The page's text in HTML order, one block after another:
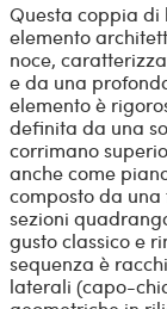
Questa coppia di
elemento
noce,
e da una
elemento è
definita da una
corrimano
anche come
composto da
sezioni
gusto classico e
sequenza è
laterali (capo-